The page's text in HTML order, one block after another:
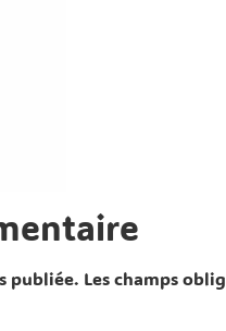
publiée. Les champs